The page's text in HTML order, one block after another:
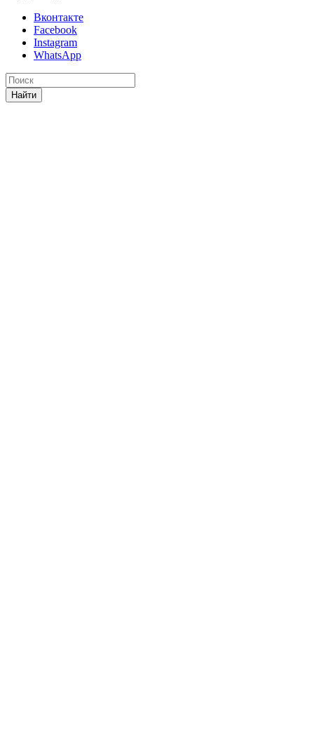
Вконтакте
Facebook
Instagram
WhatsApp
Найти